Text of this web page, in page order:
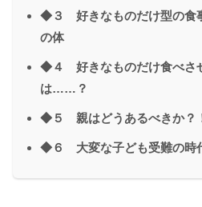
◆３ 好きなものだけ型の食
の体
◆４ 好きなものだけ食べさ
は……？
◆５ 親はどうあるべきか？
◆６ 大変な子ども受難の時